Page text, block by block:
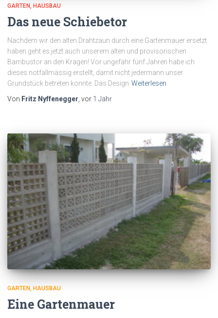
GARTEN HAUSBAU
Das neue Schiebetor
Nachdem wir den alten Drahtzaun durch eine Gartenmauer ersetzt
haben geht es jetzt auch unserem alten und provisorischen
Bambustor an den Kragen! Vor ungefähr fünf Jahren habe ich
dieses notfallmässig erstellt, damit nicht jedermann unser
Grundstück betreten konnte. Das Design Weiterlesen
Von Fritz Nyffenegger, vor 1 Jahr
GARTEN HAUSBAU
Eine Gartenmauer